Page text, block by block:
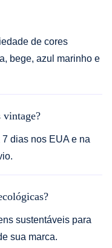
de cores
bege, azul marinho e
vintage?
dias nos EUA e na
sustentáveis para
sua marca.